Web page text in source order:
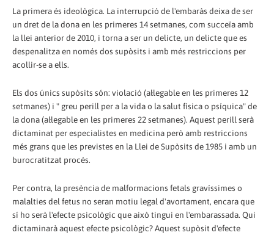
La primera és ideològica. La interrupció de l'embaràs deixa de ser
un dret de la dona en les primeres 14 setmanes, com succeïa amb
la llei anterior de 2010, i torna a ser un delicte, un delicte que es
despenalitza en només dos supòsits i amb més restriccions per
acollir-se a ells.
Els dos únics supòsits són: violació (al·legable en les primeres 12
setmanes) i " greu perill per a la vida o la salut física o psíquica" de
la dona (al·legable en les primeres 22 setmanes). Aquest perill serà
dictaminat per especialistes en medicina però amb restriccions
més grans que les previstes en la Llei de Supòsits de 1985 i amb un
burocratitzat procés.
Per contra, la presència de malformacions fetals gravíssimes o
malalties del fetus no seran motiu legal d'avortament, encara que
sí ho serà l'efecte psicològic que això tingui en l'embarassada. Qui
dictaminarà aquest efecte psicològic? Aquest supòsit d'efecte